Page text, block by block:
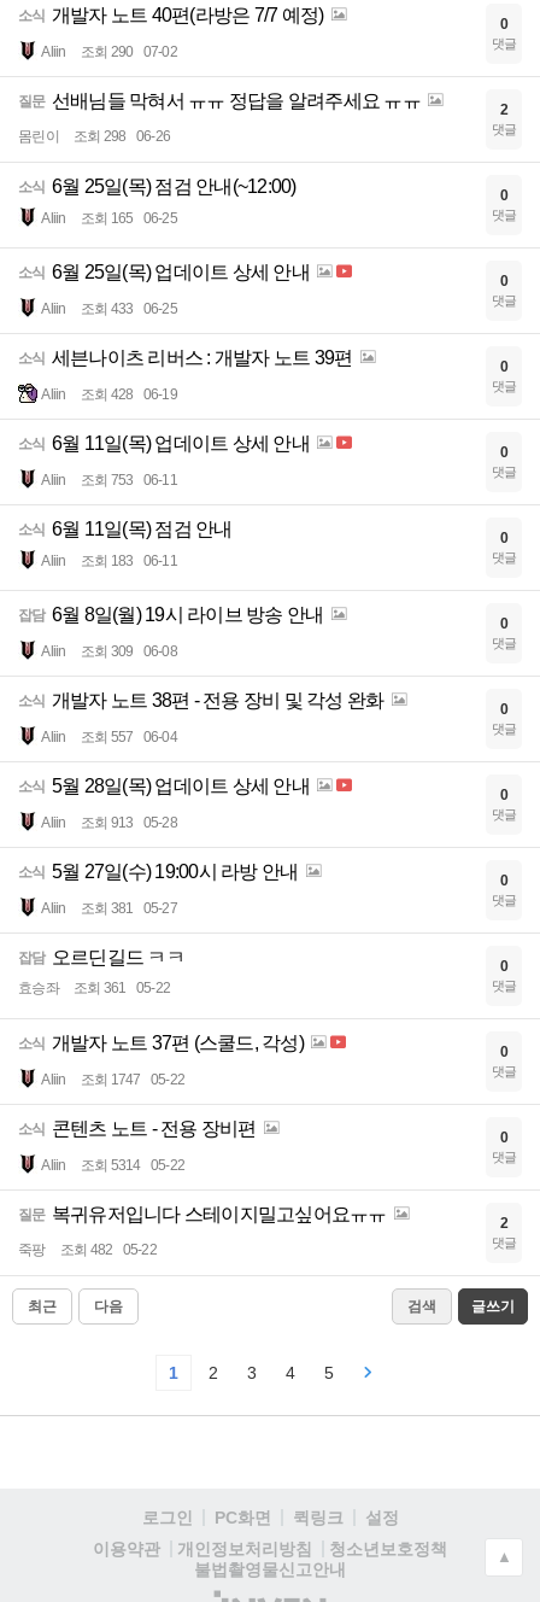
소식 개발자 노트 40편(라방은 7/7 예정)
Aliin 조회 290 07-02
0
댓글
질문 선배님들 막혀서 ㅠㅠ 정답을 알려주세요 ㅠㅠ
몸린이 조회 298 06-26
2
댓글
소식 6월 25일(목) 점검 안내(~12:00)
Aliin 조회 165 06-25
0
댓글
소식 6월 25일(목) 업데이트 상세 안내
Aliin 조회 433 06-25
0
댓글
소식 세븐나이츠 리버스 : 개발자 노트 39편
Aliin 조회 428 06-19
0
댓글
소식 6월 11일(목) 업데이트 상세 안내
Aliin 조회 753 06-11
0
댓글
소식 6월 11일(목) 점검 안내
Aliin 조회 183 06-11
0
댓글
잡담 6월 8일(월) 19시 라이브 방송 안내
Aliin 조회 309 06-08
0
댓글
소식 개발자 노트 38편 - 전용 장비 및 각성 완화
Aliin 조회 557 06-04
0
댓글
소식 5월 28일(목) 업데이트 상세 안내
Aliin 조회 913 05-28
0
댓글
소식 5월 27일(수) 19:00시 라방 안내
Aliin 조회 381 05-27
0
댓글
잡담 오르딘길드 ㅋㅋ
효승좌 조회 361 05-22
0
댓글
소식 개발자 노트 37편 (스쿨드, 각성)
Aliin 조회 1747 05-22
0
댓글
소식 콘텐츠 노트 - 전용 장비편
Aliin 조회 5314 05-22
0
댓글
질문 복귀유저입니다 스테이지밀고싶어요ㅠㅠ
죽팡 조회 482 05-22
2
댓글
최근 다음 검색 글쓰기
1 2 3 4 5
로그인 PC화면 퀵링크
설정
이용약관
개인정보처리방침
청소년보호정책
불법촬영물신고안내
▲